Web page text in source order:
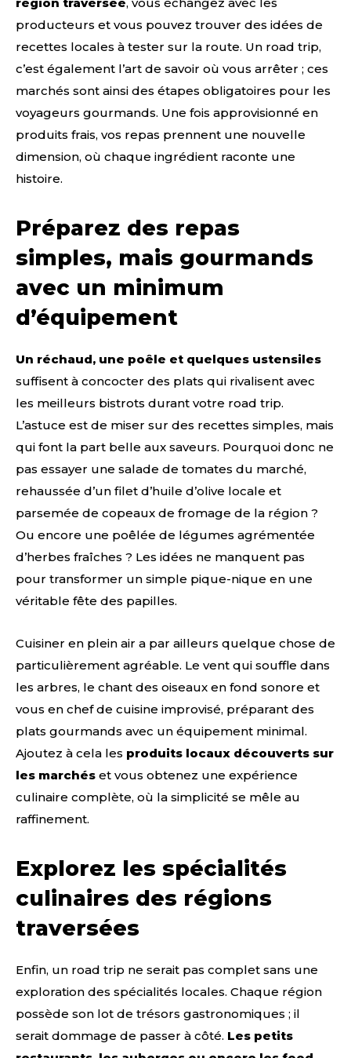
région traversée, vous échangez avec les
producteurs et vous pouvez trouver des idées de
recettes locales à tester sur la route. Un road trip,
c’est également l’art de savoir où vous arrêter ; ces
marchés sont ainsi des étapes obligatoires pour les
voyageurs gourmands. Une fois approvisionné en
produits frais, vos repas prennent une nouvelle
dimension, où chaque ingrédient raconte une
histoire.
Préparez des repas
simples, mais gourmands
avec un minimum
d’équipement
Un réchaud, une poêle et quelques ustensiles
suffisent à concocter des plats qui rivalisent avec
les meilleurs bistrots durant votre road trip.
L’astuce est de miser sur des recettes simples, mais
qui font la part belle aux saveurs. Pourquoi donc ne
pas essayer une salade de tomates du marché,
rehaussée d’un filet d’huile d’olive locale et
parsemée de copeaux de fromage de la région ?
Ou encore une poêlée de légumes agrémentée
d’herbes fraîches ? Les idées ne manquent pas
pour transformer un simple pique-nique en une
véritable fête des papilles.
Cuisiner en plein air a par ailleurs quelque chose de
particulièrement agréable. Le vent qui souffle dans
les arbres, le chant des oiseaux en fond sonore et
vous en chef de cuisine improvisé, préparant des
plats gourmands avec un équipement minimal.
Ajoutez à cela les produits locaux découverts sur
les marchés et vous obtenez une expérience
culinaire complète, où la simplicité se mêle au
raffinement.
Explorez les spécialités
culinaires des régions
traversées
Enfin, un road trip ne serait pas complet sans une
exploration des spécialités locales. Chaque région
possède son lot de trésors gastronomiques ; il
serait dommage de passer à côté. Les petits